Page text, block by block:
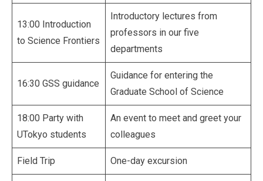
13:00 Introduction
to Science Frontiers
Introductory lectures from
professors in our five
departments
16:30 GSS guidance
Guidance for entering the
Graduate School of Science
18:00 Party with
UTokyo students
An event to meet and greet your
colleagues
Field Trip One-day excursion